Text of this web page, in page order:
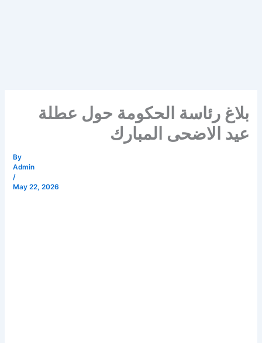
بلاغ رئاسة الحكومة حول عطلة
عيد الاضحى المبارك
By
Admin
/
May 22, 2026